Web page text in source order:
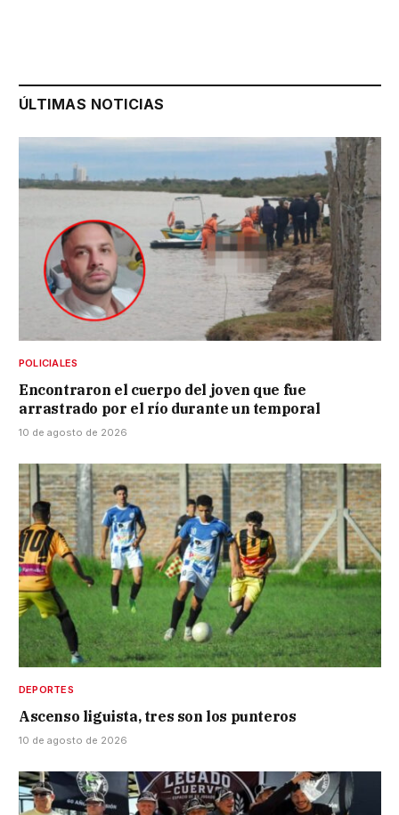
ÚLTIMAS NOTICIAS
POLICIALES
Encontraron el cuerpo del joven que fue
arrastrado por el río durante un temporal
10 de agosto de 2026
DEPORTES
Ascenso liguista, tres son los punteros
10 de agosto de 2026